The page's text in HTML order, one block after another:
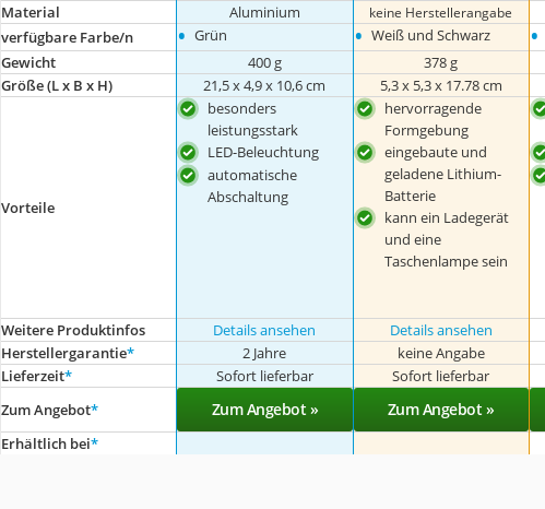
Material
Aluminium keine Herstellerangabe
verfügbare Farbe/n
• Grün • Weiß und Schwarz •
Gewicht
400 g 378 g
Größe (L x B x H)
21,5 x 4,9 x 10,6 cm 5,3 x 5,3 x 17.78 cm
Vorteile
besonders
leistungsstark
LED-Beleuchtung
automatische
Abschaltung
hervorragende
Formgebung
eingebaute und
geladene Lithium-
Batterie
kann ein Ladegerät
und eine
Taschenlampe sein
Weitere Produktinfos Details ansehen Details ansehen
Herstellergarantie* 2 Jahre keine Angabe
Lieferzeit* Sofort lieferbar Sofort lieferbar
Zum Angebot* Zum Angebot » Zum Angebot »
Erhältlich bei*